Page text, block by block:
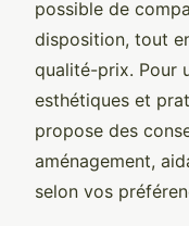
possible de
disposition, tout
qualité-prix. Pour
esthétiques et
propose des
aménagement,
selon vos